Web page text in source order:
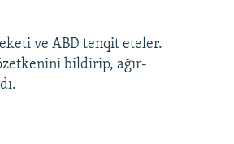
ve ABD tenqit eteler.
bildirip, ağır-